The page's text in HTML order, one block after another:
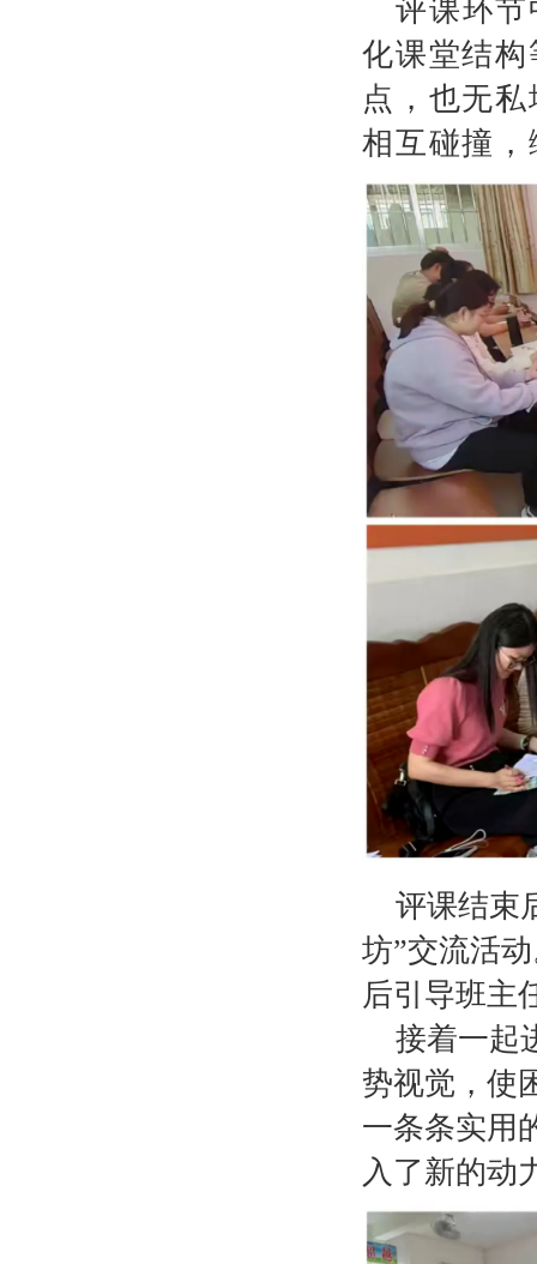
评课环
化课堂结
点，也无
相互碰撞
评课结束
坊”交流活
后引导班主
接着一起
势视觉，使
一条条实用
入了新的动